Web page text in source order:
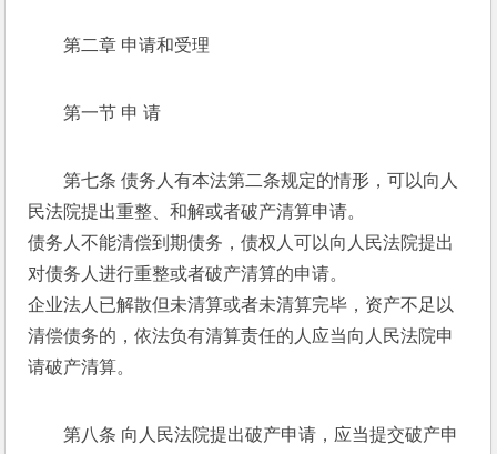
第二章 申请和受理
第一节 申 请
第七条 债务人有本法第二条规定的情形，可以向人
民法院提出重整、和解或者破产清算申请。
债务人不能清偿到期债务，债权人可以向人民法院提出
对债务人进行重整或者破产清算的申请。
企业法人已解散但未清算或者未清算完毕，资产不足以
清偿债务的，依法负有清算责任的人应当向人民法院申
请破产清算。
第八条 向人民法院提出破产申请，应当提交破产申